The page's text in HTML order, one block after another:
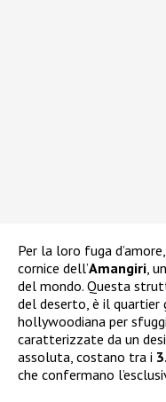
Per la loro fuga
cornice dell’Amangiri,
del mondo. Questa
del deserto, è il quartier
hollywoodiana per
caratterizzate da un
assoluta, costano tra i
che confermano